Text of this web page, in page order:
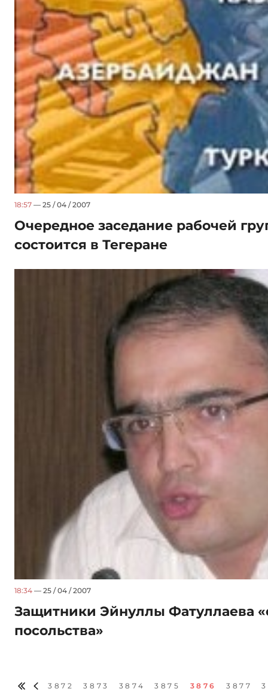
18:57 — 25 / 04 / 2007
Очередное заседание рабочей
состоится в Тегеране
18:34 — 25 / 04 / 2007
Защитники Эйнуллы Фатуллаева
посольства»
3872 3873 3874 3875 3876 3877